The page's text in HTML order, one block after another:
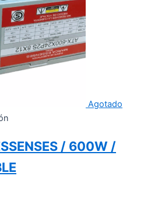
Agotado
/ 600W /